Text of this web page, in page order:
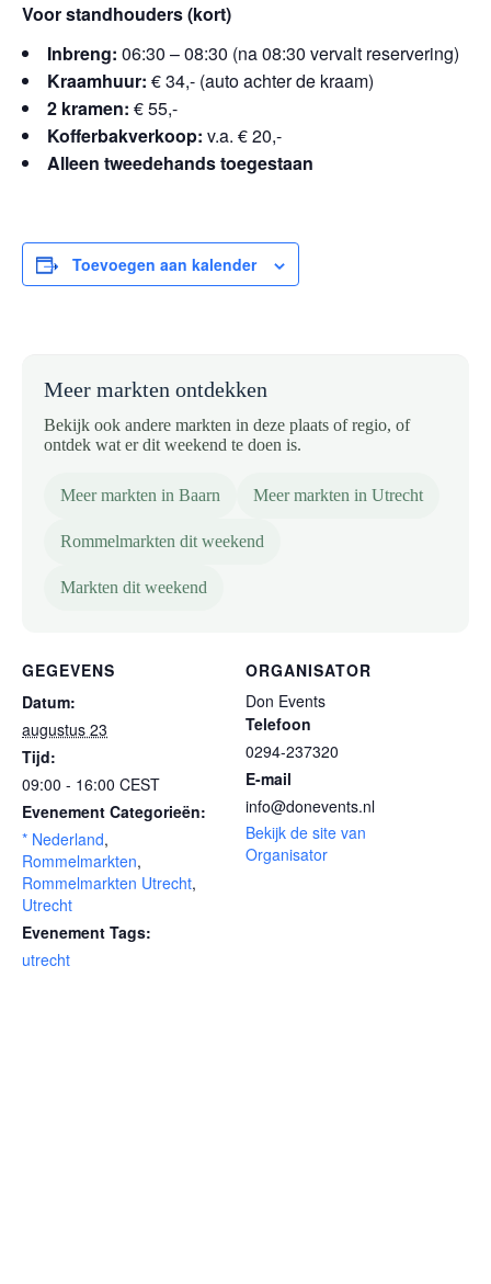
Voor standhouders (kort)
Inbreng: 06:30 – 08:30 (na 08:30 vervalt reservering)
Kraamhuur: € 34,- (auto achter de kraam)
2 kramen: € 55,-
Kofferbakverkoop: v.a. € 20,-
Alleen tweedehands toegestaan
Toevoegen aan kalender
Meer markten ontdekken
Bekijk ook andere markten in deze plaats of regio, of
ontdek wat er dit weekend te doen is.
Meer markten in Baarn Meer markten in Utrecht
Rommelmarkten dit weekend
Markten dit weekend
GEGEVENS
Datum:
augustus 23
Tijd:
09:00 - 16:00 CEST
Evenement Categorieën:
* Nederland,
Rommelmarkten,
Rommelmarkten Utrecht,
Utrecht
Evenement Tags:
utrecht
ORGANISATOR
Don Events
Telefoon
0294-237320
E-mail
info@donevents.nl
Bekijk de site van
Organisator